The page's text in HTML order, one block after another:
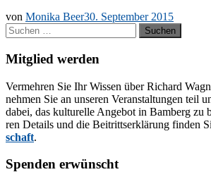
von Monika Beer30. September 2015
Suchen
nach:
Mitglied werden
Ver­meh­ren Sie Ihr Wis­sen über Ri­chard
neh­men Sie an un­se­ren Ver­an­stal­tun­gen teil
da­bei, das kul­tu­rel­le An­ge­bot in Bam­berg
ren De­tails und die Bei­tritts­er­klä­rung fin­den
schaft.
Spenden erwünscht